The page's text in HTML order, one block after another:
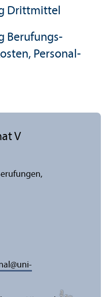
Drittmittel
Berufungs­
Personal­
V
@uni-